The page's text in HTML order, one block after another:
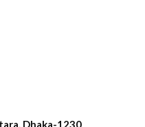
Dhaka-1230